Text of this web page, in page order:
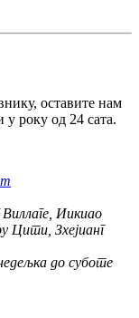
оставите нам
у року од 24 сата.
Иикиао
Цити, Зхејианг
до суботе